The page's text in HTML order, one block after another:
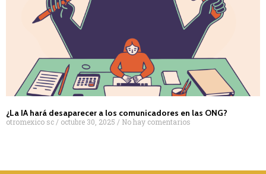
¿La IA hará desaparecer a los comunicadores en las ONG?
otromexico sc octubre 30, 2025 No hay comentarios